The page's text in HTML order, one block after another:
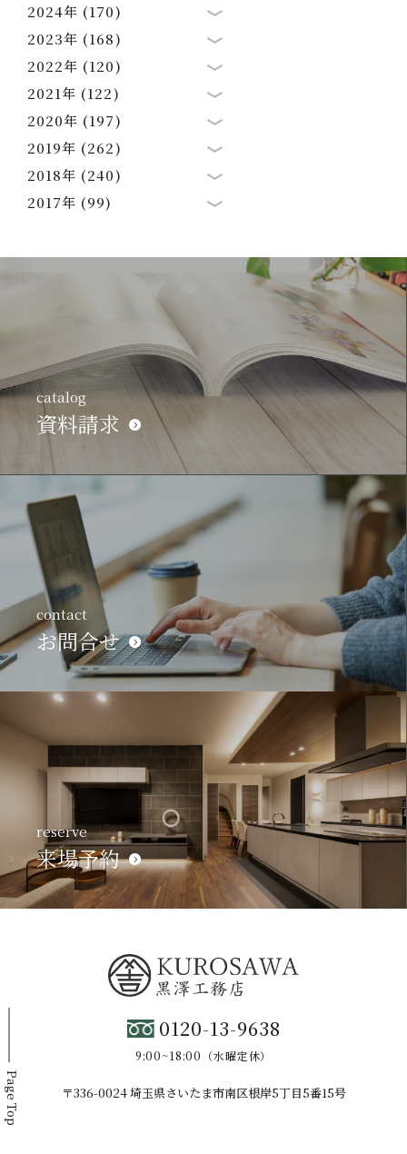
2024年 (170)
2023年 (168)
2022年 (120)
2021年 (122)
2020年 (197)
2019年 (262)
2018年 (240)
2017年 (99)
catalog
資料請求
contact
お問合せ
reserve
来場予約
Page Top
0120-13-9638
9:00~18:00（水曜定休）
〒336-0024 埼玉県さいたま市南区根岸5丁目5番15号